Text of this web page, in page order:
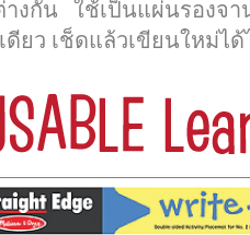
งกัน ใช้เป็นแผ่นรองจ
ดียว เช็ดแล้วเขียนใหม่ไ